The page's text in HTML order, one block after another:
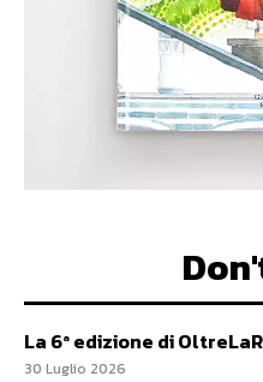
La 6ª edizione di
30 Luglio 2026